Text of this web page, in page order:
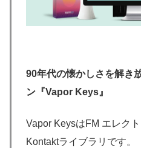
90年代の懐かしさを解き
ン『Vapor Keys』
Vapor KeysはFM エレク
Kontaktライブラリです。